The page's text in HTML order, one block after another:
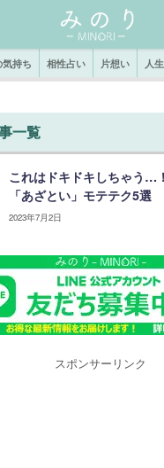
持ち 相性占い 片想い 人生
一覧
これはドキドキしちゃう
「あざとい」モテテク5選
2023年7月2日
スポンサーリンク